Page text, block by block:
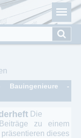
Portal für
eBooks
Bauingenieure -
Die
zu einem
dieses